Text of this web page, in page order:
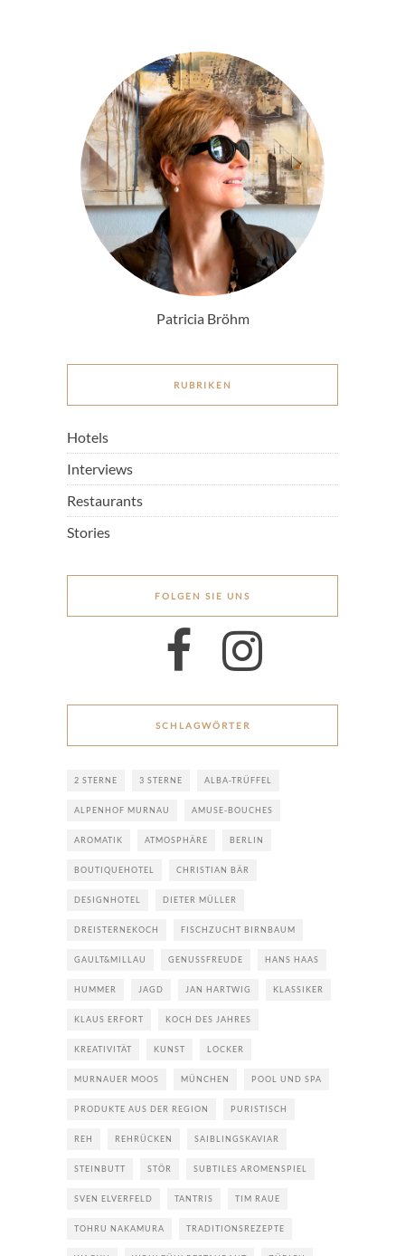
Patricia Bröhm
RUBRIKEN
Hotels
Interviews
Restaurants
Stories
FOLGEN SIE UNS
SCHLAGWÖRTER
2 STERNE 3 STERNE ALBA-TRÜFFEL
ALPENHOF MURNAU AMUSE-BOUCHES
AROMATIK ATMOSPHÄRE BERLIN
BOUTIQUEHOTEL CHRISTIAN BÄR
DESIGNHOTEL DIETER MÜLLER
DREISTERNEKOCH FISCHZUCHT BIRNBAUM
GAULT&MILLAU GENUSSFREUDE HANS HAAS
HUMMER JAGD JAN HARTWIG KLASSIKER
KLAUS ERFORT KOCH DES JAHRES
KREATIVITÄT KUNST LOCKER
MURNAUER MOOS MÜNCHEN POOL UND SPA
PRODUKTE AUS DER REGION PURISTISCH
REH REHRÜCKEN SAIBLINGSKAVIAR
STEINBUTT STÖR SUBTILES AROMENSPIEL
SVEN ELVERFELD TANTRIS TIM RAUE
TOHRU NAKAMURA TRADITIONSREZEPTE